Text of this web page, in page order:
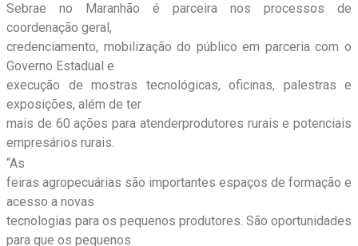
Sebrae no Maranhão é parceira nos processos de
coordenação geral,
credenciamento, mobilização do público em parceria com o
Governo Estadual e
execução de mostras tecnológicas, oficinas, palestras e
exposições, além de ter
mais de 60 ações para atenderprodutores rurais e potenciais
empresários rurais.
“As
feiras agropecuárias são importantes espaços de formação e
acesso a novas
tecnologias para os pequenos produtores. São oportunidades
para que os pequenos